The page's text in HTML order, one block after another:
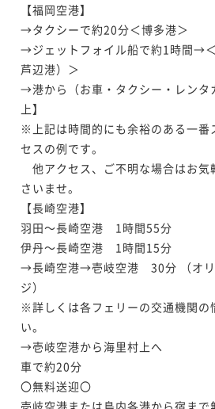
【福岡空港】
→タクシーで約20分＜博多港＞
→ジェットフォイル船で約1時間→
芦辺港）＞
→港から（お車・タクシー・レンタ
上】
※上記は時間的にも余裕のある一番
セスの例です。
他アクセス、ご不明な場合はお気
さいませ。
【長崎空港】
羽田～長崎空港　1時間55分
伊丹～長崎空港　1時間15分
→長崎空港→壱岐空港　30分 （オ
ジ）
※詳しくは各フェリーの交通機関の
い。
→壱岐空港から海里村上へ
車で約20分
〇無料送迎〇
壱岐空港または島内各港から宿まで